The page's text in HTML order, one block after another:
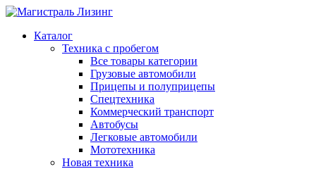
Каталог
Техника с пробегом
Все товары категории
Грузовые автомобили
Прицепы и полуприцепы
Спецтехника
Коммерческий транспорт
Автобусы
Легковые автомобили
Мототехника
Новая техника